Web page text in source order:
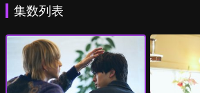
集数列表